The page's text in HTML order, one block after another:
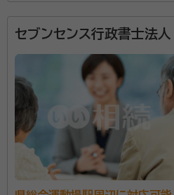
資格等： 行政書士、社会福祉士
セブンセンス行政書士法人